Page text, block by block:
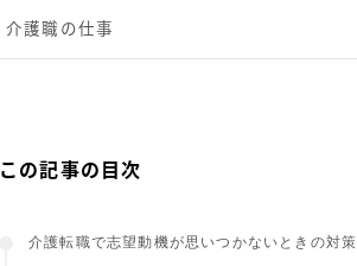
介護職の仕事
この記事の目次
介護転職で志望動機が思いつかないときの対策